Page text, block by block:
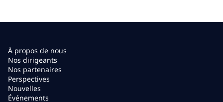
À propos de nous
Nos dirigeants
Nos partenaires
Perspectives
Nouvelles
Événements